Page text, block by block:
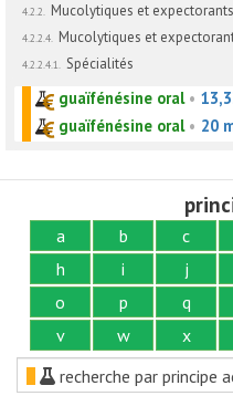
4.2.2. Mucolytiques et expectorants
4.2.2.4. Mucolytiques et
4.2.2.4.1. Spécialités
guaïfénésine oral•
guaïfénésine oral• 20
a b c
h
i j
o
p q
v
w x
recherche par principe